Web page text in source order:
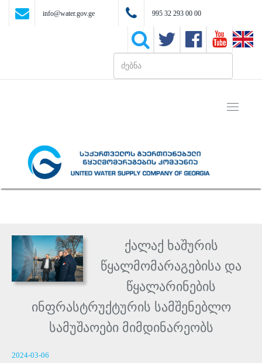
info@water.gov.ge 995 32 293 00 00
Toggle
ქალაქ ხაშურის
წყალმომარაგებისა და
წყალარინების
ინფრასტრუქტურის სამშენებლო
სამუშაოები მიმდინარეობს
2024-03-06